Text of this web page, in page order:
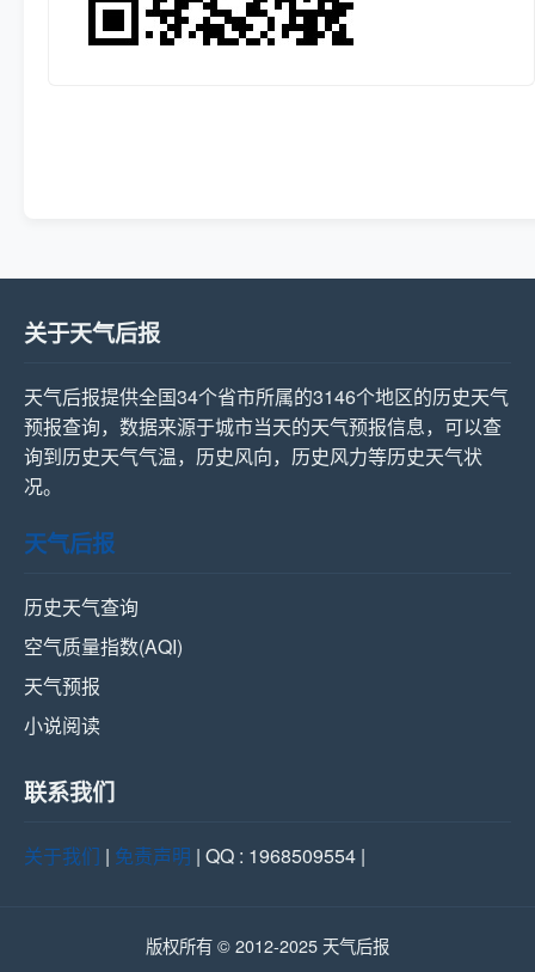
关于天气后报
天气后报提供全国34个省市所属的3146个地区的历史天气
预报查询，数据来源于城市当天的天气预报信息，可以查
询到历史天气气温，历史风向，历史风力等历史天气状
况。
天气后报
历史天气查询
空气质量指数(AQI)
天气预报
小说阅读
联系我们
关于我们 | 免责声明 | QQ : 1968509554 |
版权所有 © 2012-2025 天气后报